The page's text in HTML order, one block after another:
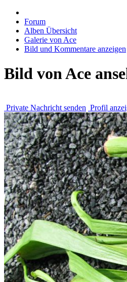
Forum
Alben Übersicht
Galerie von Ace
Bild und Kommentare anzeigen
Bild von Ace
Private Nachricht senden Profil